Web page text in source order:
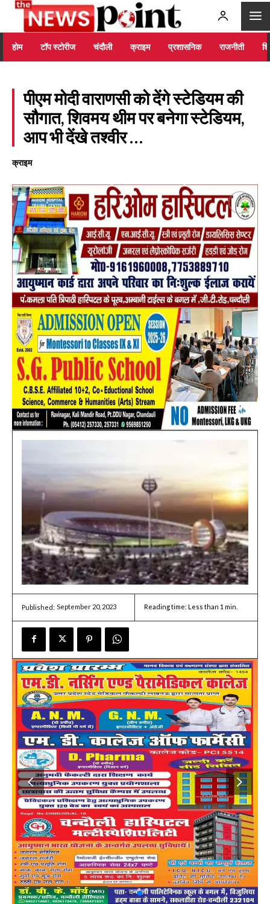
होम टॉप स्टोरीज चंदौली क्राइम प्रशासनिक राजनीती
पीएम मोदी वाराणसी को देंगे स्टेडियम की
सौगात, शिवमय थीम पर बनेगा स्टेडियम,
आप भी देंखे तश्वीर …
क्राइम
Published: September 20, 2023 Reading time: Less than 1 min.